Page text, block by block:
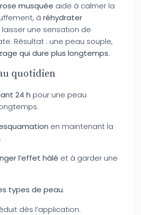
rose musquée aide à calmer la
à réhydrater
une sensation de
Résultat : une peau souple,
qui dure plus longtemps.
quotidien
24 h pour une peau
en maintenant la
l’effet hâlé et à garder une
types de peau.
dès l’application.